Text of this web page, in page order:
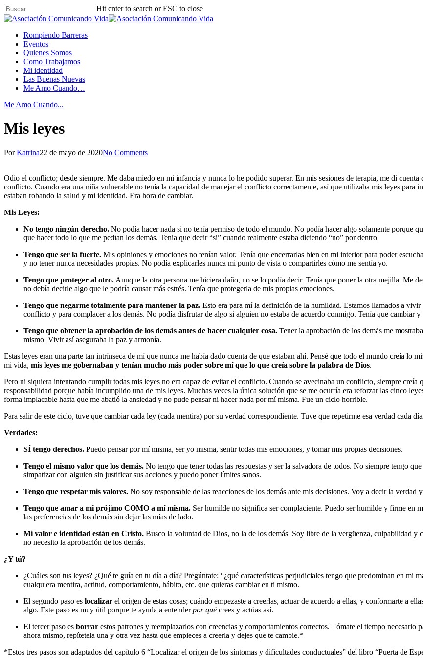
Hit enter to search or ESC to close
Rompiendo Barreras
Eventos
Quienes Somos
Como Trabajamos
Mi identidad
Las Buenas Nuevas
Me Amo Cuando…
Me Amo Cuando...
Mis leyes
PorKatrina22 de mayo de 2020No Comments
Odio el conflicto; desde siempre. Me daba miedo en mi infancia y nunca lo he podido superar. En mis sesiones de terapia, me di
conflicto. Cuando era una niña vulnerable no tenía la capacidad de manejar el conflicto correctamente, así que utilizaba mis leyes para
estaban robando la salud y mi identidad. Era hora de cambiar.
Mis Leyes:
No tengo ningún derecho. No podía hacer nada si no tenía permiso de todo el mundo. No podía hacer algo solamente porque
que hacer todo lo que me pedían los demás. Tenía que decir “sí” cuando realmente estaba diciendo “no” por dentro.
Tengo que ser la fuerte. Mis opiniones y emociones no tenían valor. Tenía que encerrarlas bien en mi interior para poder
y no tener nunca necesidades propias. No podía explicarles nunca mi punto de vista o compartirles cómo me sentía yo.
Tengo que proteger al otro. Aunque la otra persona me hiciera daño, no se lo podía decir. Tenía que poner la otra mejilla. Me
no debía decirle algo que le podría causar más estrés. Tenía que protegerla de mis propias emociones.
Tengo que negarme totalmente para mantener la paz. Esto era para mí la definición de la humildad. Estamos llamados a
conflicto y para complacer a los demás. No podía disfrutar de algo si alguien no estaba de acuerdo conmigo. Tenía que cambiar y
Tengo que obtener la aprobación de los demás antes de hacer cualquier cosa. Tener la aprobación de los demás me
mismo. Vivir así aseguraba la paz y armonía.
Estas leyes eran una parte tan intrínseca de mí que nunca me había dado cuenta de que estaban ahí. Pensé que todo el mundo creía lo
mi vida, mis leyes me gobernaban y tenían mucho más poder sobre mí que lo que creía sobre la palabra de Dios.
Pero ni siquiera intentando cumplir todas mis leyes no era capaz de evitar el conflicto. Cuando se avecinaba un conflicto, siempre
responsabilidad porque había incumplido una de mis leyes. Muchas veces la única solución que se me ocurría era reforzar las cinco
forma implacable hasta que me abatió la ansiedad y no pude pensar ni hacer nada por mí misma. Fue un ciclo horrible.
Para salir de este ciclo, tuve que cambiar cada ley (cada mentira) por su verdad correspondiente. Tuve que repetirme esa verdad cada
Verdades:
SÍ tengo derechos. Puedo pensar por mí misma, ser yo misma, sentir todas mis emociones, y tomar mis propias decisiones.
Tengo el mismo valor que los demás. No tengo que tener todas las respuestas y ser la salvadora de todos. No siempre tengo
simpatizar con alguien sin justificar sus acciones y puedo poner límites sanos.
Tengo que respetar mis valores. No soy responsable de las reacciones de los demás ante mis decisiones. Voy a decir la
Tengo que amar a mi prójimo COMO a mí misma. Ser humilde no significa ser complaciente. Puedo ser humilde y firme en
las preferencias de los demás sin dejar las mías de lado.
Mi valor e identidad están en Cristo. Busco la voluntad de Dios, no la de los demás. Soy libre de la vergüenza, culpabilidad
no necesito la aprobación de los demás.
¿Y tú?
¿Cuáles son tus leyes? ¿Qué te guía en tu día a día? Pregúntate: “¿qué características perjudiciales tengo que predominan en mi
cualquiera mentira, actitud, comportamiento, hábito, etc. que quieras cambiar en ti mismo.
El segundo paso es localizar el origen de estas cosas; cuándo empezaste a creerlas, actuar de acuerdo a ellas, y conformarte a
algo. Este paso es muy útil porque te ayuda a entenderpor quécrees y actúas así.
El tercer paso es borrar estos patrones y reemplazarlos con creencias y comportamientos correctos. Tómate el tiempo necesario
ahora mismo, repítetela una y otra vez hasta que empieces a creerla y dejes que te cambie.*
*Estos tres pasos son adaptados del capítulo 6 “Localizar el origen de los síntomas y dificultades conductuales” del libro “Puerta de